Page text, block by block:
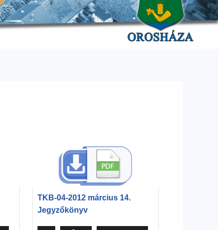
TKB-04-2012 március 14.
Jegyzőkönyv